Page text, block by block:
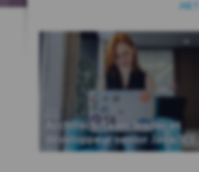
.NET
Architect, Team leader et
développeur senior Java/JEE